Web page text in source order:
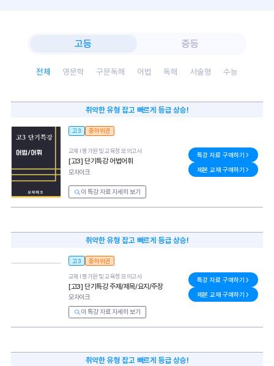
고등 중등
전체 영문학 구문독해 어법 독해 서술형 수능
취약한 유형 잡고 빠르게 등급 상승!
고3 중하위권
교재 l평가원 및 교육청 모의고사
[고3] 단기특강 어법어휘
모자이크
이 특강 자료 자세히 보기
특강 자료 구매하기
제본 교재 구매하기
취약한 유형 잡고 빠르게 등급 상승!
고3 중하위권
교재 l평가원 및 교육청 모의고사
[고3] 단기특강 주제/제목/요지/주장
모자이크
이 특강 자료 자세히 보기
특강 자료 구매하기
제본 교재 구매하기
취약한 유형 잡고 빠르게 등급 상승!